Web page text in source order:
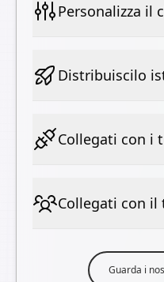
Personalizza il
Distribuiscilo
Collegati con i
Collegati con il
Guarda i